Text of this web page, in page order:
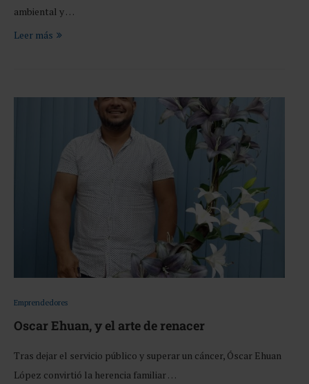
ambiental y …
Leer más
Emprendedores
Oscar Ehuan, y el arte de renacer
Tras dejar el servicio público y superar un cáncer, Óscar Ehuan
López convirtió la herencia familiar …